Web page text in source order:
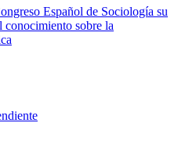
Español de Sociología su
conocimiento sobre la